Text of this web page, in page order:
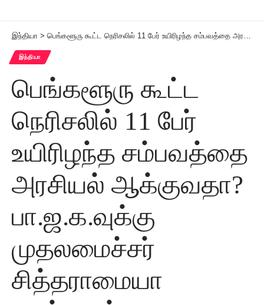
இந்தியா > பெங்களூரு கூட்ட நெரிசலில் 11 பேர் உயிரிழந்த சம்பவத்தை அரசியல் ஆக்குவதா? பா.ஜ.க.வுக்கு முதலமைச்சர் சித்தராமையா கண்டனம்
இந்தியா
பெங்களூரு கூட்ட
நெரிசலில் 11 பேர்
உயிரிழந்த சம்பவத்தை
அரசியல் ஆக்குவதா?
பா.ஜ.க.வுக்கு
முதலமைச்சர்
சித்தராமையா